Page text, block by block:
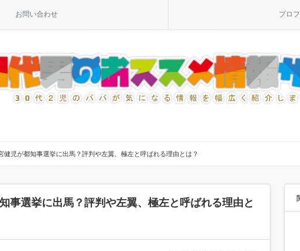
お問い合わせ プロ
健児が都知事選挙に出馬？評判や左翼、極左と呼ばれる理由とは？
事選挙に出馬？評判や左翼、極左と呼ばれる理由と